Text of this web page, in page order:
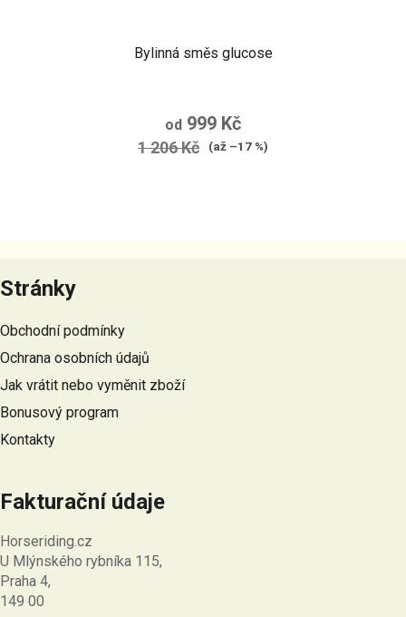
Bylinná směs glucose
od 999 Kč
1 206 Kč (až –17 %)
á
p
a
í
Stránky
Obchodní podmínky
Ochrana osobních údajů
Jak vrátit nebo vyměnit zboží
Bonusový program
Kontakty
Fakturační údaje
Horseriding.cz
U Mlýnského rybníka 115,
Praha 4,
149 00